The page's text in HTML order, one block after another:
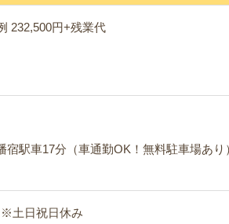
232,500円+残業代
宿駅車17分（車通勤OK！無料駐車場あり
土日祝日休み